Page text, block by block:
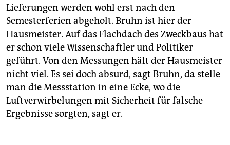
Lieferungen werden wohl erst nach den
Semesterferien abgeholt. Bruhn ist hier der
Hausmeister. Auf das Flachdach des Zweckbaus hat
er schon viele Wissenschaftler und Politiker
geführt. Von den Messungen hält der Hausmeister
nicht viel. Es sei doch absurd, sagt Bruhn, da stelle
man die Messstation in eine Ecke, wo die
Luftverwirbelungen mit Sicherheit für falsche
Ergebnisse sorgten, sagt er.